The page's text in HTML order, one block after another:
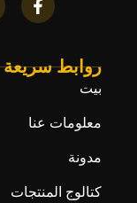
روابط سريعة
بيت
معلومات عنا
مدونة
كتالوج المنتجات